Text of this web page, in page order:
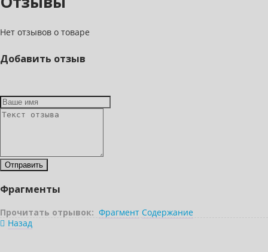
Нет отзывов о товаре
Добавить отзыв
Фрагменты
Прочитать отрывок: Фрагмент Содержание
Назад